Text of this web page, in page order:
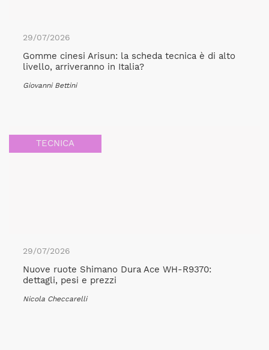
29/07/2026
Gomme cinesi Arisun: la scheda tecnica è di alto
livello, arriveranno in Italia?
Giovanni Bettini
TECNICA
29/07/2026
Nuove ruote Shimano Dura Ace WH-R9370:
dettagli, pesi e prezzi
Nicola Checcarelli